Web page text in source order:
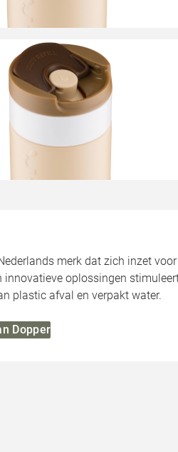
merk dat zich inzet
innovatieve oplossingen
plastic afval en verpakt water.
Dopper